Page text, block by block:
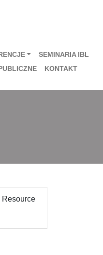
SEMINARIA IBL
KONTAKT
Resource